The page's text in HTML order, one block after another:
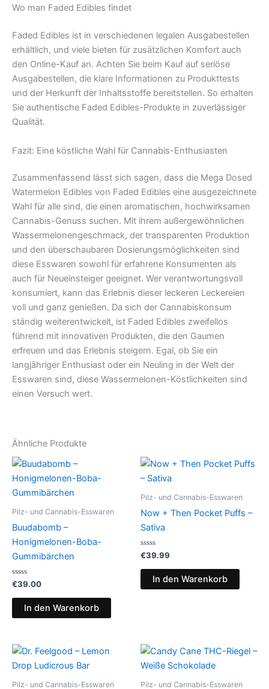
Wo man Faded Edibles findet
Faded Edibles ist in verschiedenen legalen Ausgabestellen
erhältlich, und viele bieten für zusätzlichen Komfort auch
den Online-Kauf an. Achten Sie beim Kauf auf seriöse
Ausgabestellen, die klare Informationen zu Produkttests
und der Herkunft der Inhaltsstoffe bereitstellen. So erhalten
Sie authentische Faded Edibles-Produkte in zuverlässiger
Qualität.
Fazit: Eine köstliche Wahl für Cannabis-Enthusiasten
Zusammenfassend lässt sich sagen, dass die Mega Dosed
Watermelon Edibles von Faded Edibles eine ausgezeichnete
Wahl für alle sind, die einen aromatischen, hochwirksamen
Cannabis-Genuss suchen. Mit ihrem außergewöhnlichen
Wassermelonengeschmack, der transparenten Produktion
und den überschaubaren Dosierungsmöglichkeiten sind
diese Esswaren sowohl für erfahrene Konsumenten als
auch für Neueinsteiger geeignet. Wer verantwortungsvoll
konsumiert, kann das Erlebnis dieser leckeren Leckereien
voll und ganz genießen. Da sich der Cannabiskonsum
ständig weiterentwickelt, ist Faded Edibles zweifellos
führend mit innovativen Produkten, die den Gaumen
erfreuen und das Erlebnis steigern. Egal, ob Sie ein
langjähriger Enthusiast oder ein Neuling in der Welt der
Esswaren sind, diese Wassermelonen-Köstlichkeiten sind
einen Versuch wert.
Ähnliche Produkte
Pilz- und Cannabis-Esswaren
Buudabomb –
Honigmelonen-Boba-
Gummibärchen
Bewertet
mit
0
€39.00
In den Warenkorb
Pilz- und Cannabis-Esswaren
Now + Then Pocket Puffs –
Sativa
Bewertet
mit
0
€39.99
In den Warenkorb
Pilz- und Cannabis-Esswaren Pilz- und Cannabis-Esswaren